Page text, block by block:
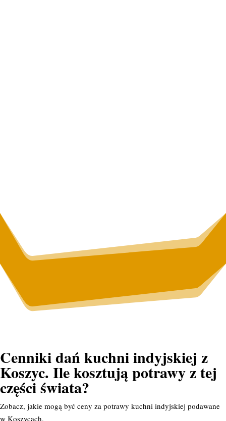
Cenniki dań kuchni indyjskiej z
Koszyc. Ile kosztują potrawy z tej
części świata?
Zobacz, jakie mogą być ceny za potrawy kuchni indyjskiej podawane
w Koszycach.